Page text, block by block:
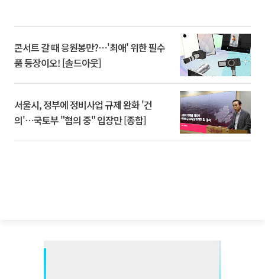
콘서트 갈 때 응원봉만?⋯'최애' 위한 필수
품 등장이오! [솔드아웃]
서울시, 정부에 정비사업 규제 완화 '건
의'⋯국토부 "협의 중" 입장만 [종합]